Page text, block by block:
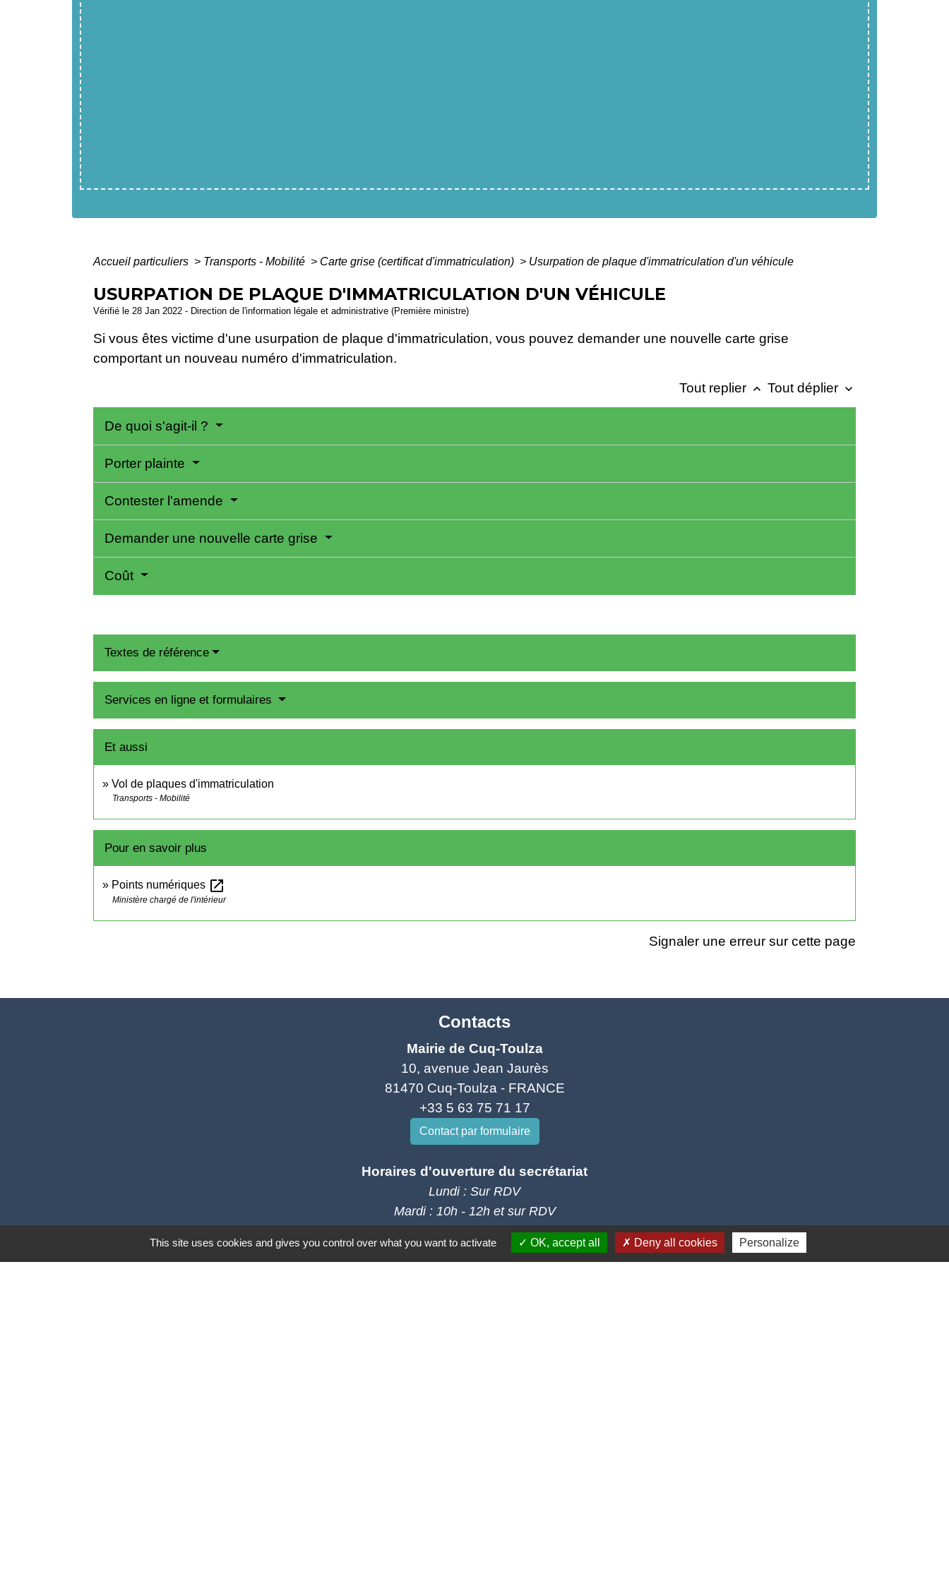
Accueil particuliers > Transports - Mobilité > Carte grise (certificat d'immatriculation) > Usurpation de plaque d'immatriculation d'un véhicule
USURPATION DE PLAQUE D'IMMATRICULATION D'UN VÉHICULE
Vérifié le 28 Jan 2022 - Direction de l'information légale et administrative (Première ministre)
Si vous êtes victime d'une usurpation de plaque d'immatriculation, vous pouvez demander une nouvelle carte grise
comportant un nouveau numéro d'immatriculation.
Tout replier keyboard_arrow_up Tout déplier keyboard_arrow_down
De quoi s'agit-il ?
Porter plainte
Contester l'amende
Demander une nouvelle carte grise
Coût
Textes de référence
Services en ligne et formulaires
Et aussi
Vol de plaques d'immatriculation
Transports - Mobilité
Pour en savoir plus
Points numériques open_in_new
Ministère chargé de l'intérieur
Signaler une erreur sur cette page
Contacts
Mairie de Cuq-Toulza
10, avenue Jean Jaurès
81470 Cuq-Toulza - FRANCE
+33 5 63 75 71 17
Contact par formulaire
Horaires d'ouverture du secrétariat
Lundi : Sur RDV
Mardi : 10h - 12h et sur RDV
Jeudi : 10h - 12h et 16h30 - 18h30
Vendredi : 10h - 12h et sur RDV
This site uses cookies and gives you control over what you want to activate OK, accept all Deny all cookies Personalize